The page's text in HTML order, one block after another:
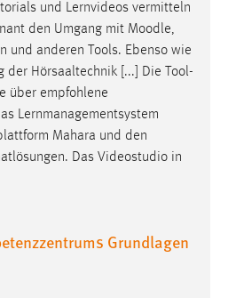
und Lernvideos vermitteln
den Umgang mit Moodle,
und anderen Tools. Ebenso wie
der Hörsaaltechnik [...] Die Tool-
über empfohlene
Lernmanagementsystem
Mahara und den
Das Videostudio in
Grundlagen
_pk_ses
von Drittanbietern
Werbung anzuzeigen.
Besucher über Websites